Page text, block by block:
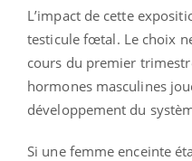
L’impact de cette
testicule fœtal. Le choix
cours du premier
hormones masculines
développement du
Si une femme enceinte